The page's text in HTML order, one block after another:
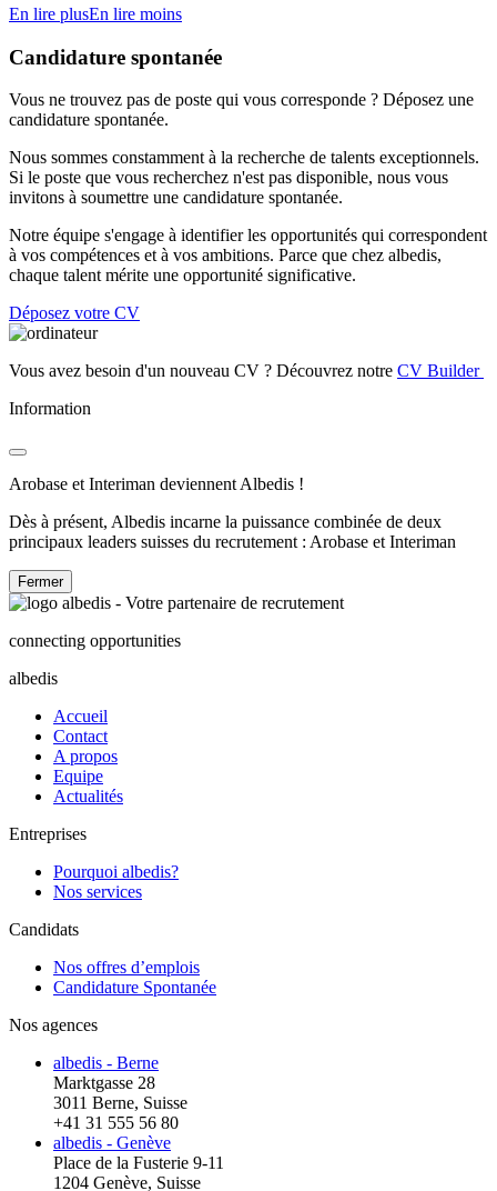
En lire plusEn lire moins
Candidature spontanée
Vous ne trouvez pas de poste qui vous corresponde ? Déposez une
candidature spontanée.
Nous sommes constamment à la recherche de talents exceptionnels.
Si le poste que vous recherchez n'est pas disponible, nous vous
invitons à soumettre une candidature spontanée.
Notre équipe s'engage à identifier les opportunités qui correspondent
à vos compétences et à vos ambitions. Parce que chez albedis,
chaque talent mérite une opportunité significative.
Déposez votre CV
Vous avez besoin d'un nouveau CV ? Découvrez notre CV Builder
Information
Arobase et Interiman deviennent Albedis !
Dès à présent, Albedis incarne la puissance combinée de deux
principaux leaders suisses du recrutement : Arobase et Interiman
Fermer
connecting opportunities
albedis
Accueil
Contact
A propos
Equipe
Actualités
Entreprises
Pourquoi albedis?
Nos services
Candidats
Nos offres d’emplois
Candidature Spontanée
Nos agences
albedis - Berne
Marktgasse 28
3011 Berne, Suisse
+41 31 555 56 80
albedis - Genève
Place de la Fusterie 9-11
1204 Genève, Suisse